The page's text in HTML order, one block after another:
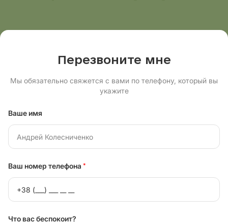
Перезвоните мне
Мы обязательно свяжется с вами по телефону, который вы
укажите
Ваше имя
Ваш номер телефона *
Что вас беспокоит?